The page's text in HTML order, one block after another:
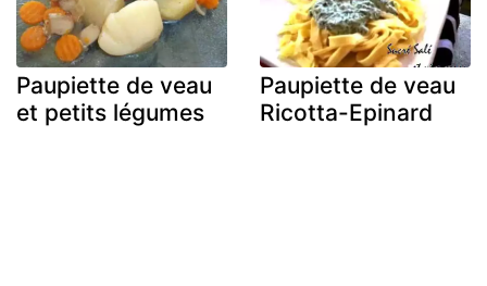
Paupiette de veau
et petits légumes
Paupiette de veau
Ricotta-Epinard